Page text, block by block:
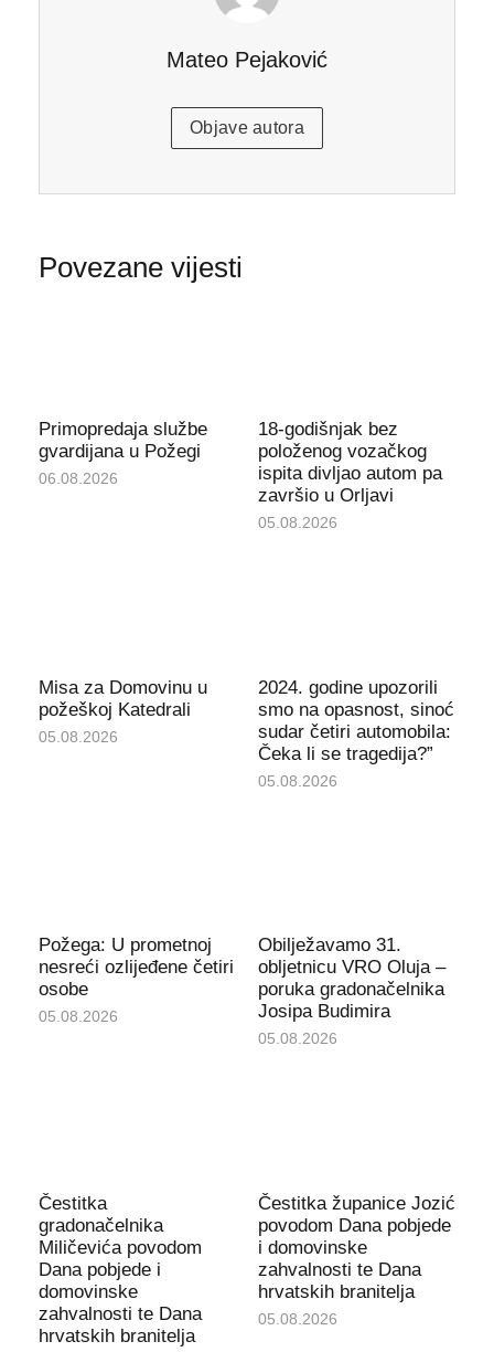
Mateo Pejaković
Objave autora
Povezane vijesti
Primopredaja službe
gvardijana u Požegi
06.08.2026
18-godišnjak bez
položenog vozačkog
ispita divljao autom pa
završio u Orljavi
05.08.2026
Misa za Domovinu u
požeškoj Katedrali
05.08.2026
2024. godine upozorili
smo na opasnost, sinoć
sudar četiri automobila:
Čeka li se tragedija?”
05.08.2026
Požega: U prometnoj
nesreći ozlijeđene četiri
osobe
05.08.2026
Obilježavamo 31.
obljetnicu VRO Oluja –
poruka gradonačelnika
Josipa Budimira
05.08.2026
Čestitka
gradonačelnika
Miličevića povodom
Dana pobjede i
domovinske
zahvalnosti te Dana
hrvatskih branitelja
Čestitka županice Jozić
povodom Dana pobjede
i domovinske
zahvalnosti te Dana
hrvatskih branitelja
05.08.2026